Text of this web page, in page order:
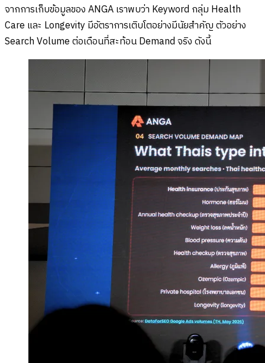
จากการเก็บข้อมูลของ ANGA เราพบว่า Keyword กลุ่ม Health
Care และ Longevity มีอัตราการเติบโตอย่างมีนัยสำคัญ ตัวอย่าง
Search Volume ต่อเดือนที่สะท้อน Demand จริง ดังนี้